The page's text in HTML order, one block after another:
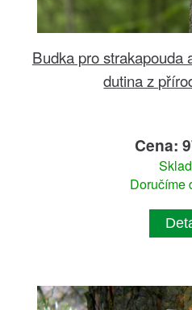
Budka pro strakapouda
dutina z
Cena:
Doručíme